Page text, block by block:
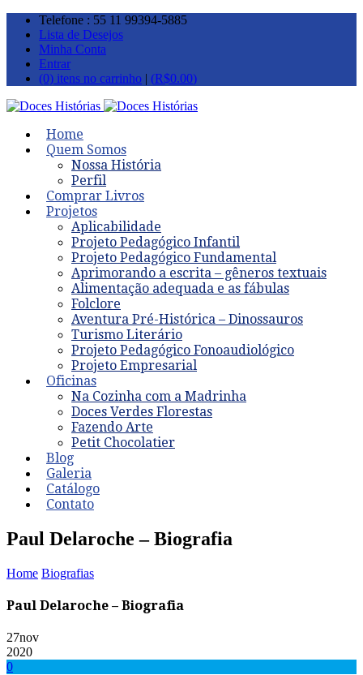
Telefone : 55 11 99394-5885
Lista de Desejos
Minha Conta
Entrar
(0) itens no carrinho | (R$0.00)
Home
Quem Somos
Nossa História
Perfil
Comprar Livros
Projetos
Aplicabilidade
Projeto Pedagógico Infantil
Projeto Pedagógico Fundamental
Aprimorando a escrita – gêneros textuais
Alimentação adequada e as fábulas
Folclore
Aventura Pré-Histórica – Dinossauros
Turismo Literário
Projeto Pedagógico Fonoaudiológico
Projeto Empresarial
Oficinas
Na Cozinha com a Madrinha
Doces Verdes Florestas
Fazendo Arte
Petit Chocolatier
Blog
Galeria
Catálogo
Contato
Paul Delaroche – Biografia
Home Biografias
Paul Delaroche – Biografia
27nov
2020
0